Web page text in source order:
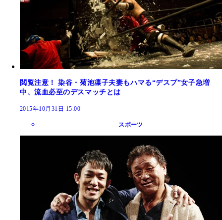
閲覧注意！ 染谷・菊池凛子夫妻もハマる“デスプ”女子急増
中、流血必至のデスマッチとは
2015年10月31日 15:00
スポーツ